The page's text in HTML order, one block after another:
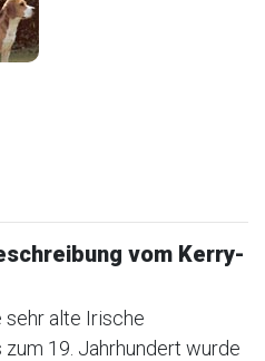
vom Kerry-
sehr alte Irische
19. Jahrhundert wurde